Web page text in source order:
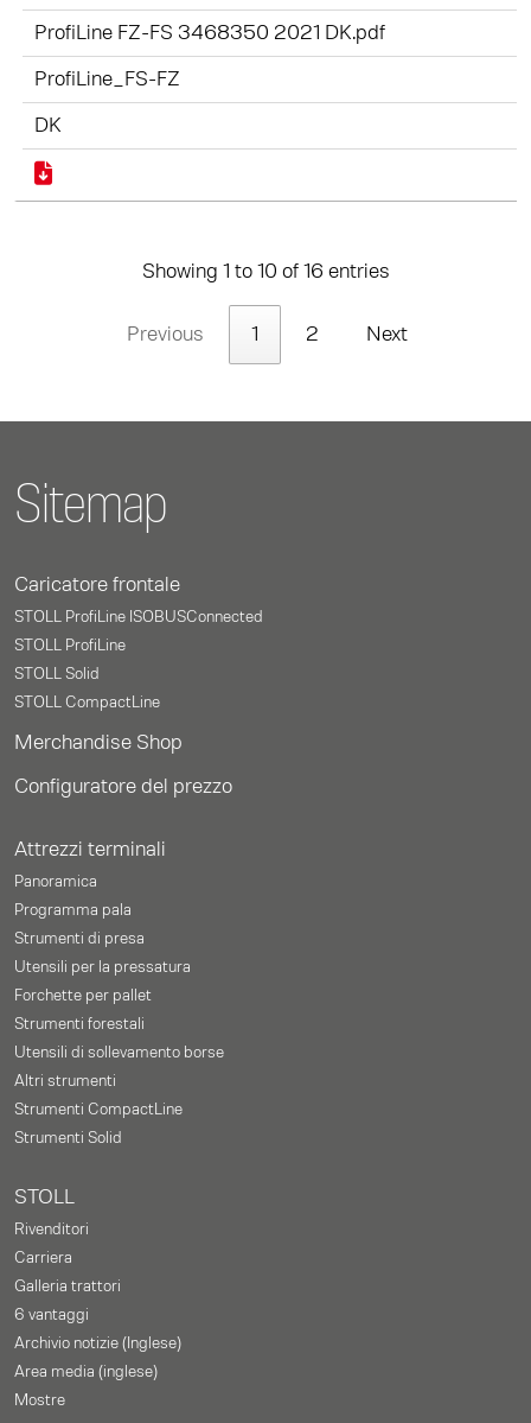
ProfiLine FZ-FS 3468350 2021 DK.pdf
ProfiLine_FS-FZ
DK
Showing 1 to 10 of 16 entries
Previous 1 2 Next
Sitemap
Caricatore frontale
STOLL ProfiLine ISOBUSConnected
STOLL ProfiLine
STOLL Solid
STOLL CompactLine
Merchandise Shop
Configuratore del prezzo
Attrezzi terminali
Panoramica
Programma pala
Strumenti di presa
Utensili per la pressatura
Forchette per pallet
Strumenti forestali
Utensili di sollevamento borse
Altri strumenti
Strumenti CompactLine
Strumenti Solid
STOLL
Rivenditori
Carriera
Galleria trattori
6 vantaggi
Archivio notizie (Inglese)
Area media (inglese)
Mostre